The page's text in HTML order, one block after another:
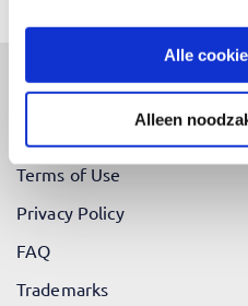
Alle
Alleen
Terms of Use
Privacy Policy
FAQ
Trademarks